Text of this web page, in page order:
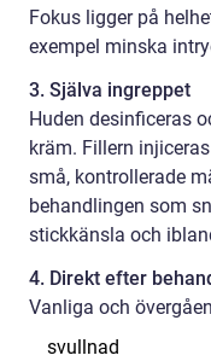
Fokus ligger på
exempel minska
3. Själva ingreppet
Huden desinficeras
kräm. Fillern
små, kontrollerade
behandlingen som
stickkänsla och
4. Direkt efter
Vanliga och
svullnad